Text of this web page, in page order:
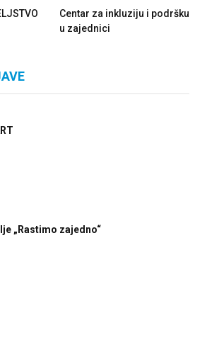
Centar za inkluziju i podršku
u zajednici
„Rastimo zajedno“